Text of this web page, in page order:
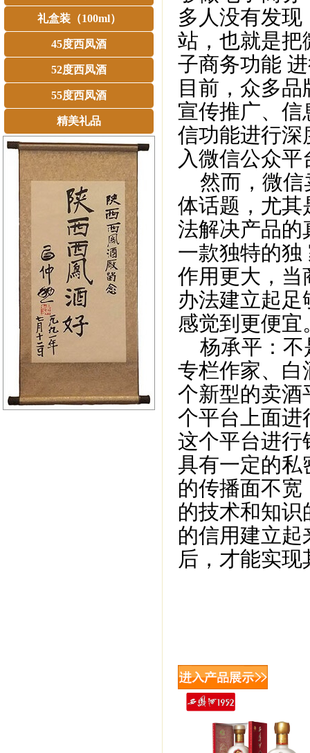
礼盒装（100ml）
45度西凤酒
52度西凤酒
55度西凤酒
精美礼品
多人没有发
站，也就是把
子商务功能
目前，众多
宣传推广、
信功能进行深
入微信公众
然而，微信
体话题，尤其
法解决产品的
一款独特的独
作用更大，当
办法建立起
感觉到更便宜
杨承平：不
专栏作家、白
个新型的卖酒
个平台上面进
这个平台进行
具有一定的私
的传播面不
的技术和知
的信用建立
后，才能实